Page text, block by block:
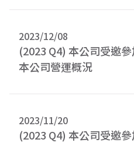
2023/12/08
(2023 Q4) 本公司受邀
本公司營運概況
2023/11/20
(2023 Q4) 本公司受邀